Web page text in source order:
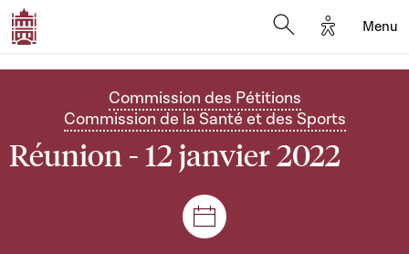
Options
Menu
Commission des Pétitions
Commission de la Santé et des Sports
Réunion - 12 janvier 2022
Séances et réunions